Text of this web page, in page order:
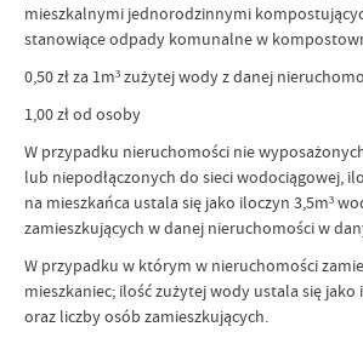
mieszkalnymi jednorodzinnymi
stanowiące odpady komunalne w
0,50 zł za 1m³ zużytej wody z danej
1,00 zł od osoby
W przypadku nieruchomości nie
lub niepodłączonych do sieci wodociągowej,
na mieszkańca ustala się jako iloczyn 3,5m³
zamieszkujących w danej nieruchomości w
W przypadku w którym w nieruchomości
mieszkaniec; ilość zużytej wody ustala się jako
oraz liczby osób zamieszkujących.